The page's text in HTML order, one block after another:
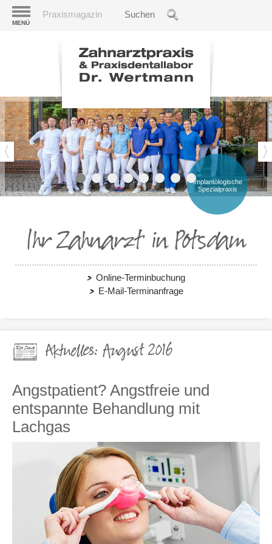
MENÜ
Praxismagazin
Ihr Zahnarzt in Potsdam
Online-Terminbuchung
E-Mail-Terminanfrage
Implantologische
Spezialpraxis
Aktuelles: August 2016
Angstpatient? Angstfreie und
entspannte Behandlung mit
Lachgas